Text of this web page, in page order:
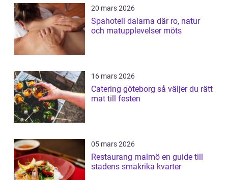
20 mars 2026
Spahotell dalarna där ro, natur
och matupplevelser möts
16 mars 2026
Catering göteborg så väljer du rätt
mat till festen
05 mars 2026
Restaurang malmö en guide till
stadens smakrika kvarter